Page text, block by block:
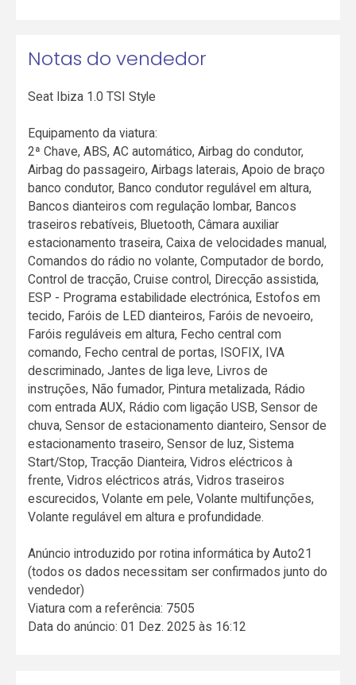
Notas do vendedor
Seat Ibiza 1.0 TSI Style
Equipamento da viatura:
2ª Chave, ABS, AC automático, Airbag do condutor,
Airbag do passageiro, Airbags laterais, Apoio de braço
banco condutor, Banco condutor regulável em altura,
Bancos dianteiros com regulação lombar, Bancos
traseiros rebatíveis, Bluetooth, Câmara auxiliar
estacionamento traseira, Caixa de velocidades manual,
Comandos do rádio no volante, Computador de bordo,
Control de tracção, Cruise control, Direcção assistida,
ESP - Programa estabilidade electrónica, Estofos em
tecido, Faróis de LED dianteiros, Faróis de nevoeiro,
Faróis reguláveis em altura, Fecho central com
comando, Fecho central de portas, ISOFIX, IVA
descriminado, Jantes de liga leve, Livros de
instruções, Não fumador, Pintura metalizada, Rádio
com entrada AUX, Rádio com ligação USB, Sensor de
chuva, Sensor de estacionamento dianteiro, Sensor de
estacionamento traseiro, Sensor de luz, Sistema
Start/Stop, Tracção Dianteira, Vidros eléctricos à
frente, Vidros eléctricos atrás, Vidros traseiros
escurecidos, Volante em pele, Volante multifunções,
Volante regulável em altura e profundidade.
Anúncio introduzido por rotina informática by Auto21
(todos os dados necessitam ser confirmados junto do
vendedor)
Viatura com a referência: 7505
Data do anúncio: 01 Dez. 2025 às 16:12